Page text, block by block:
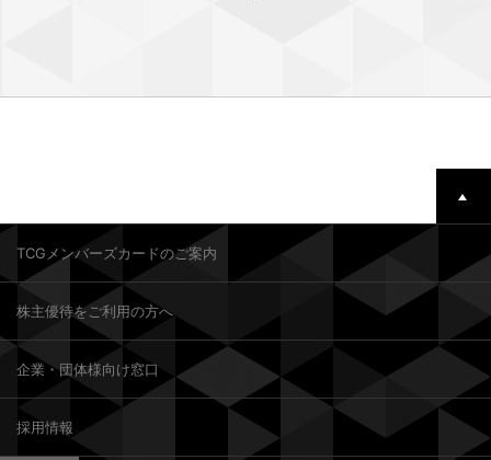
TCGメンバーズカードのご案内
株主優待をご利用の方へ
企業・団体様向け窓口
採用情報